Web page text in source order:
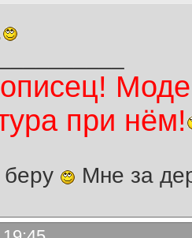
при нём!
Мне за